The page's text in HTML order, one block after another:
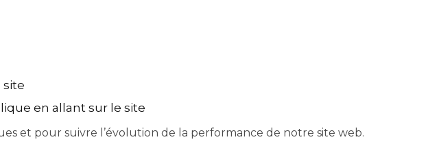
site
en allant sur le site
et pour suivre l’évolution de la performance de notre site web.